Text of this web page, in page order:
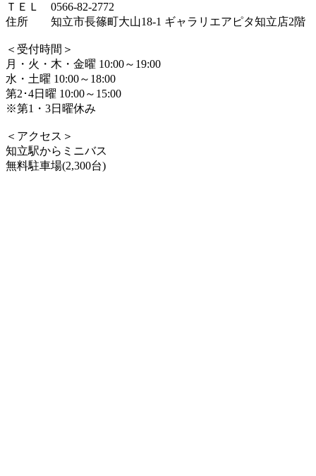
ＴＥＬ 0566-82-2772
住所 知立市長篠町大山18-1 ギャラリエアピタ知立店2階
＜受付時間＞
月・火・木・金曜 10:00～19:00
水・土曜 10:00～18:00
第2･4日曜 10:00～15:00
※第1・3日曜休み
＜アクセス＞
知立駅からミニバス
無料駐車場(2,300台)